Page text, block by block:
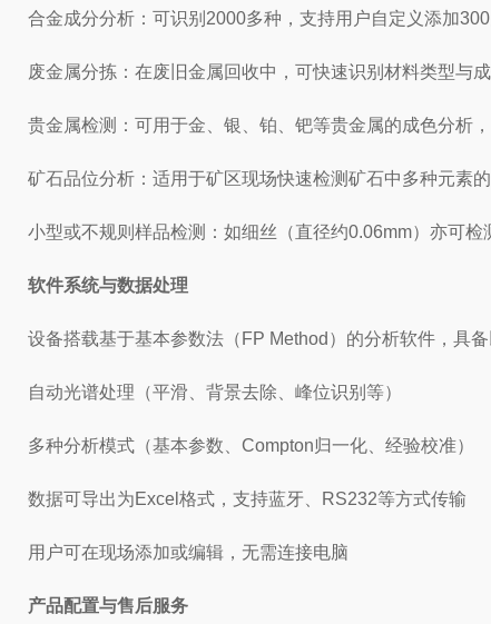
合金成分分析：可识别2000多种，支持用户自定义添加
废金属分拣：在废旧金属回收中，可快速识别材料类型与
贵金属检测：可用于金、银、铂、钯等贵金属的成色分析，
矿石品位分析：适用于矿区现场快速检测矿石中多种元素的
小型或不规则样品检测：如细丝（直径约0.06mm）亦可检
软件系统与数据处理
设备搭载基于基本参数法（FP Method）的分析软件，具备
自动光谱处理（平滑、背景去除、峰位识别等）
多种分析模式（基本参数、Compton归一化、经验校准）
数据可导出为Excel格式，支持蓝牙、RS232等方式传输
用户可在现场添加或编辑，无需连接电脑
产品配置与售后服务